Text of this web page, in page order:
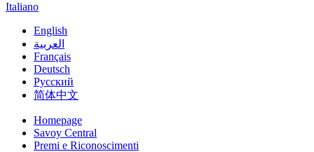
Italiano
English
العربية
Français
Deutsch
Русский
简体中文
Homepage
Savoy Central
Premi e Riconoscimenti